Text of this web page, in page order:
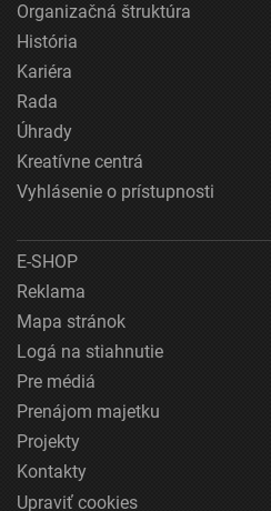
Organizačná štruktúra
História
Kariéra
Rada
Úhrady
Kreatívne centrá
Vyhlásenie o prístupnosti
E-SHOP
Reklama
Mapa stránok
Logá na stiahnutie
Pre médiá
Prenájom majetku
Projekty
Kontakty
Upraviť cookies